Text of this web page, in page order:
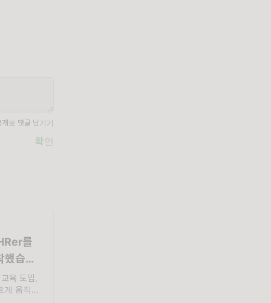
개로 댓글 남기기
확인
를
했습니
육 도입,
게 움직이